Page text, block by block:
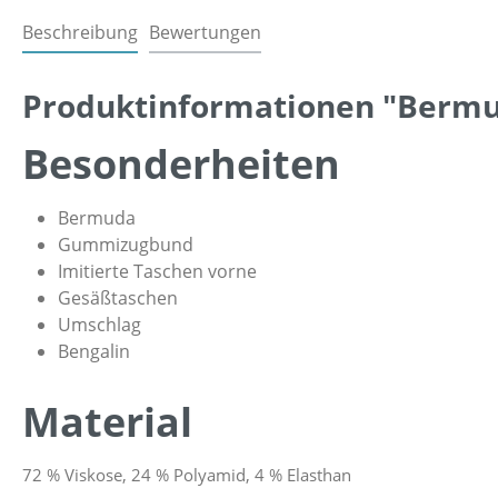
Beschreibung Bewertungen
Produktinformationen
Besonderheiten
Bermuda
Gummizugbund
Imitierte Taschen vorne
Gesäßtaschen
Umschlag
Bengalin
Material
72 % Viskose, 24 % Polyamid, 4 % Elasthan